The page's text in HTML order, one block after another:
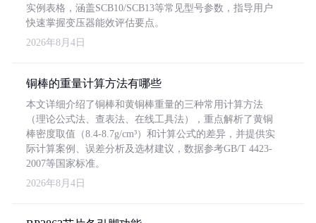
实例表格，涵盖SCB10/SCB13等常见型号参数，指导用户
快速掌握变压器能效评估要点。
2026年8月4日
铜棒的重量计算方法有哪些
本文详细介绍了铜棒和黄铜棒重量的三种常用计算方法
（理论公式法、查表法、在线工具法），重点解析了黄铜
棒密度取值（8.4-8.7g/cm³）和计算公式的差异，并提供实
际计算案例、误差分析及选材建议，数据参考GB/T 4423-
2007等国家标准。
2026年8月4日